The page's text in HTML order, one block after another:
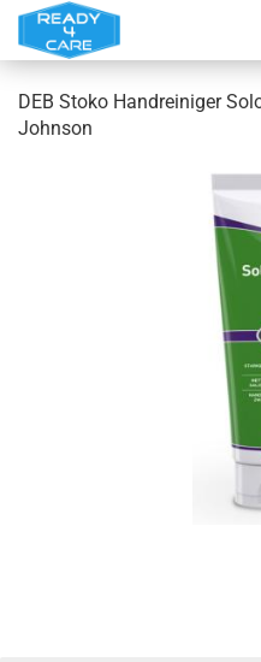
DEB Stoko Handreiniger
Johnson